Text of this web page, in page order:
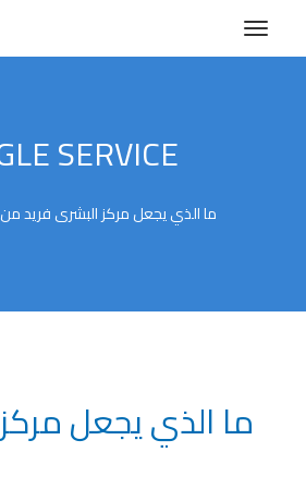
SERVICE
ما الذي يجعل مركز البشرى فريد
ما الذي يجعل